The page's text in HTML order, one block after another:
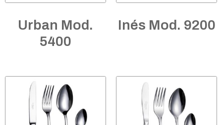
Urban Mod.
5400
Inés Mod. 9200